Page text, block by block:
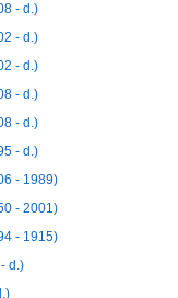
- d.)
- d.)
- d.)
- d.)
- d.)
- d.)
- 1989)
- 2001)
- 1915)
d.)